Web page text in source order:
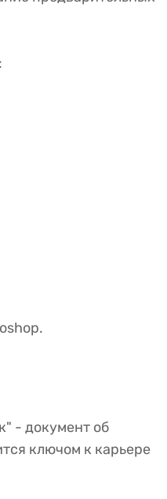
- документ об
ключом к карьере